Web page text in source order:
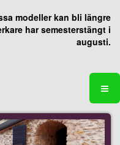
modeller kan bli längre
har semesterstängt i
augusti.